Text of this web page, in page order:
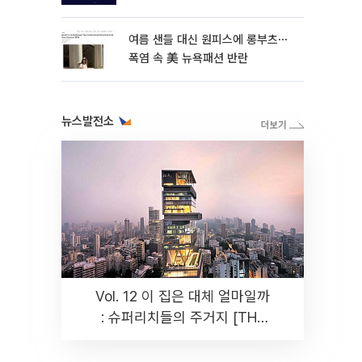
여름 샌들 대신 원피스에 롱부츠⋯
폭염 속 美 뉴욕패션 반란
뉴스발전소
Vol. 12 이 집은 대체 얼마일까
: 슈퍼리치들의 주거지 [THE